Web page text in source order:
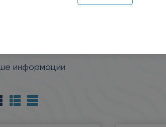
центробежные многоступенчатые
горячей воды с
информации